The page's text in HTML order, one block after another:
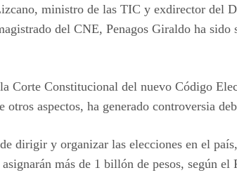
ministro de las TIC y exdirector
del CNE, Penagos Giraldo ha
Corte Constitucional del nuevo Código
aspectos, ha generado controversia
dirigir y organizar las elecciones en el
más de 1 billón de pesos, según